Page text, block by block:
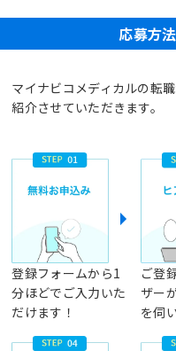
応募方
マイナビコメディカルの転
紹介させていただきます。
登録フォームから1
分ほどでご入力いた
だけます！
ご登
ザー
を伺